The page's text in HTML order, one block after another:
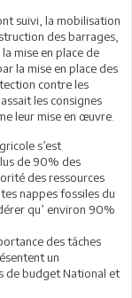
suivi, la mobilisation
des barrages,
mise en place de
la mise en place des
contre les
les consignes
leur mise en œuvre.
s’est
de 90% des
des ressources
nappes fossiles du
qu’ environ 90%
des tâches
un
de budget National et